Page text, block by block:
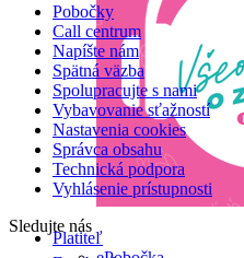
Platiteľ
Pobočky
Call centrum
Napíšte nám
Spätná väzba
Spolupracujte s nami
Vybavovanie sťažností
Nastavenia cookies
Správca obsahu
Technická podpora
Vyhlásenie prístupnosti
Sledujte nás